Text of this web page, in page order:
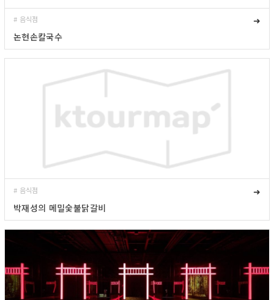
# 음식점
➜
논현손칼국수
# 음식점
➜
박재성의 메밀숯불닭갈비